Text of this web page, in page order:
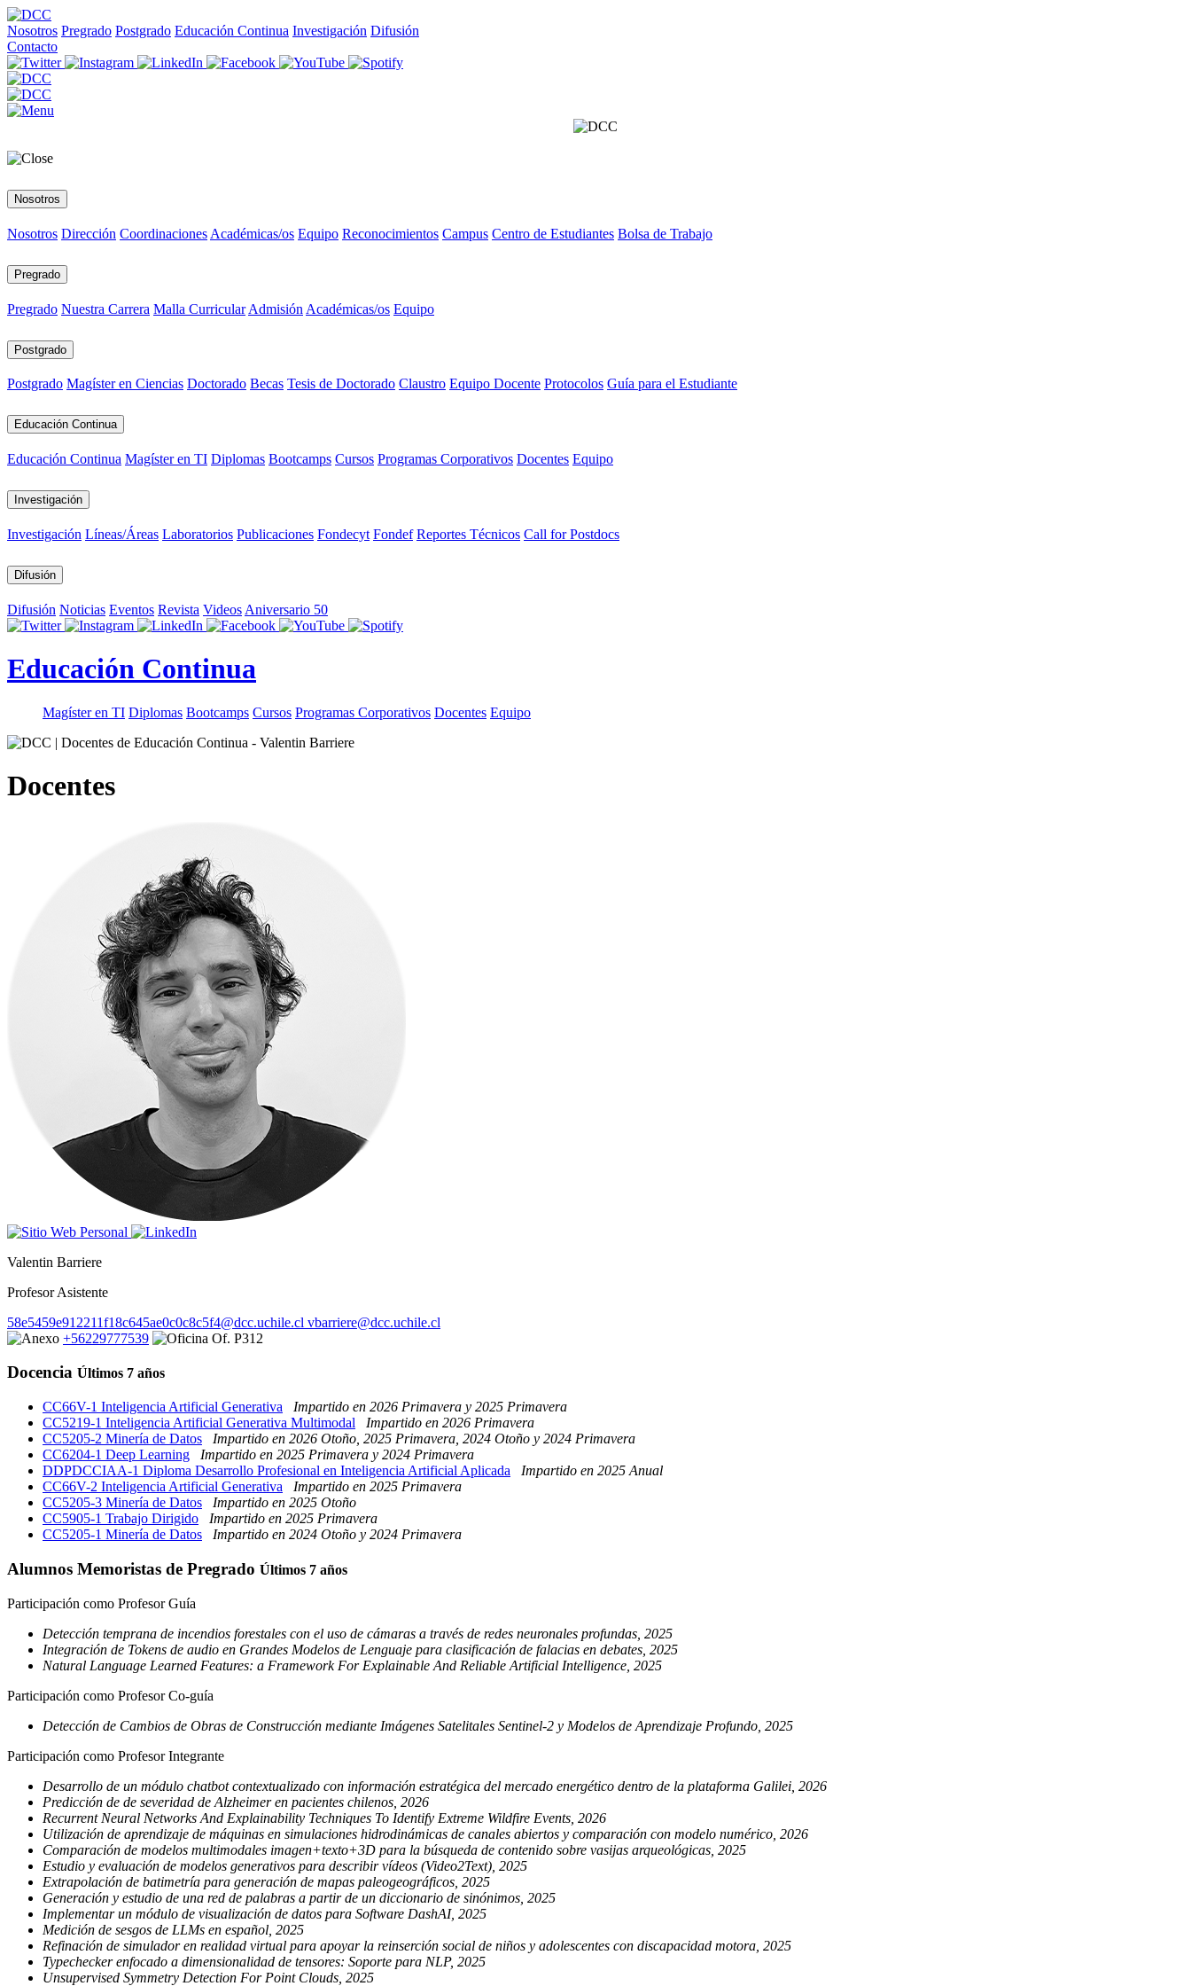
Nosotros Pregrado Postgrado Educación Continua Investigación Difusión
Contacto
Nosotros
Nosotros Dirección Coordinaciones Académicas/os Equipo Reconocimientos Campus Centro de Estudiantes Bolsa de Trabajo
Pregrado
Pregrado Nuestra Carrera Malla Curricular Admisión Académicas/os Equipo
Postgrado
Postgrado Magíster en Ciencias Doctorado Becas Tesis de Doctorado Claustro Equipo Docente Protocolos Guía para el Estudiante
Educación Continua
Educación Continua Magíster en TI Diplomas Bootcamps Cursos Programas Corporativos Docentes Equipo
Investigación
Investigación Líneas/Áreas Laboratorios Publicaciones Fondecyt Fondef Reportes Técnicos Call for Postdocs
Difusión
Difusión Noticias Eventos Revista Videos Aniversario 50
Educación Continua
Magíster en TI Diplomas Bootcamps Cursos Programas Corporativos Docentes Equipo
Docentes
Valentin Barriere
Profesor Asistente
58e5459e912211f18c645ae0c0c8c5f4@dcc.uchile.cl vbarriere@dcc.uchile.cl
+56229777539
Of. P312
Docencia Últimos 7 años
CC66V-1 Inteligencia Artificial Generativa
Impartido en 2026 Primavera y 2025 Primavera
CC5219-1 Inteligencia Artificial Generativa Multimodal
Impartido en 2026 Primavera
CC5205-2 Minería de Datos
Impartido en 2026 Otoño, 2025 Primavera, 2024 Otoño y 2024 Primavera
CC6204-1 Deep Learning
Impartido en 2025 Primavera y 2024 Primavera
DDPDCCIAA-1 Diploma Desarrollo Profesional en Inteligencia Artificial Aplicada
Impartido en 2025 Anual
CC66V-2 Inteligencia Artificial Generativa
Impartido en 2025 Primavera
CC5205-3 Minería de Datos
Impartido en 2025 Otoño
CC5905-1 Trabajo Dirigido
Impartido en 2025 Primavera
CC5205-1 Minería de Datos
Impartido en 2024 Otoño y 2024 Primavera
Alumnos Memoristas de Pregrado Últimos 7 años
Participación como Profesor Guía
Detección temprana de incendios forestales con el uso de cámaras a través de redes neuronales profundas, 2025
Integración de Tokens de audio en Grandes Modelos de Lenguaje para clasificación de falacias en debates, 2025
Natural Language Learned Features: a Framework For Explainable And Reliable Artificial Intelligence, 2025
Participación como Profesor Co-guía
Detección de Cambios de Obras de Construcción mediante Imágenes Satelitales Sentinel-2 y Modelos de Aprendizaje Profundo, 2025
Participación como Profesor Integrante
Desarrollo de un módulo chatbot contextualizado con información estratégica del mercado energético dentro de la plataforma Galilei, 2026
Predicción de de severidad de Alzheimer en pacientes chilenos, 2026
Recurrent Neural Networks And Explainability Techniques To Identify Extreme Wildfire Events, 2026
Utilización de aprendizaje de máquinas en simulaciones hidrodinámicas de canales abiertos y comparación con modelo numérico, 2026
Comparación de modelos multimodales imagen+texto+3D para la búsqueda de contenido sobre vasijas arqueológicas, 2025
Estudio y evaluación de modelos generativos para describir vídeos (Video2Text), 2025
Extrapolación de batimetría para generación de mapas paleogeográficos, 2025
Generación y estudio de una red de palabras a partir de un diccionario de sinónimos, 2025
Implementar un módulo de visualización de datos para Software DashAI, 2025
Medición de sesgos de LLMs en español, 2025
Refinación de simulador en realidad virtual para apoyar la reinserción social de niños y adolescentes con discapacidad motora, 2025
Typechecker enfocado a dimensionalidad de tensores: Soporte para NLP, 2025
Unsupervised Symmetry Detection For Point Clouds, 2025